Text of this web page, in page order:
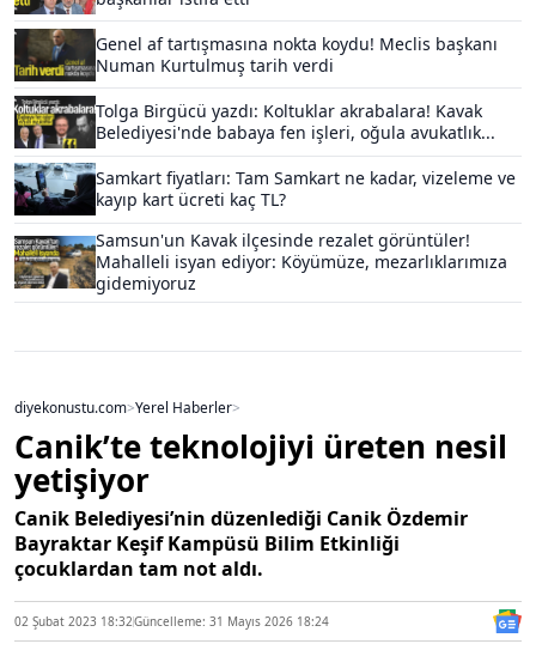
Genel af tartışmasına nokta koydu! Meclis başkanı
Numan Kurtulmuş tarih verdi
Tolga Birgücü yazdı: Koltuklar akrabalara! Kavak
Belediyesi'nde babaya fen işleri, oğula avukatlık...
Samkart fiyatları: Tam Samkart ne kadar, vizeleme ve
kayıp kart ücreti kaç TL?
Samsun'un Kavak ilçesinde rezalet görüntüler!
Mahalleli isyan ediyor: Köyümüze, mezarlıklarımıza
gidemiyoruz
diyekonustu.com>Yerel Haberler>
Canik’te teknolojiyi üreten nesil
yetişiyor
Canik Belediyesi’nin düzenlediği Canik Özdemir
Bayraktar Keşif Kampüsü Bilim Etkinliği
çocuklardan tam not aldı.
02 Şubat 2023 18:32Güncelleme: 31 Mayıs 2026 18:24